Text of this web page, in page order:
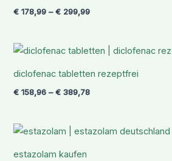
€ 178,99 –€ 299,99
diclofenac tabletten rezeptfrei
€ 158,96 –€ 389,78
Preisspanne:
€ 158,96
€ 389,78
estazolam kaufen
Preisspanne: